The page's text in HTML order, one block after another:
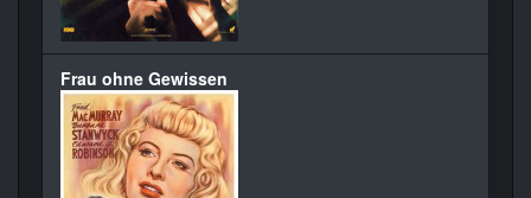
Frau ohne Gewissen